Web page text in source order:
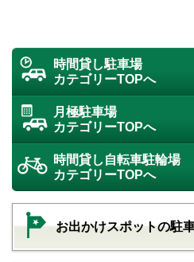
時間貸し駐車場
カテゴリーTOPへ
月極駐車場
カテゴリーTOPへ
時間貸し自転車駐輪場
カテゴリーTOPへ
お出かけスポットの駐